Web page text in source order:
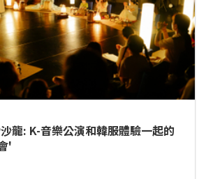
龍: K-音樂公演和韓服體驗一起的
'